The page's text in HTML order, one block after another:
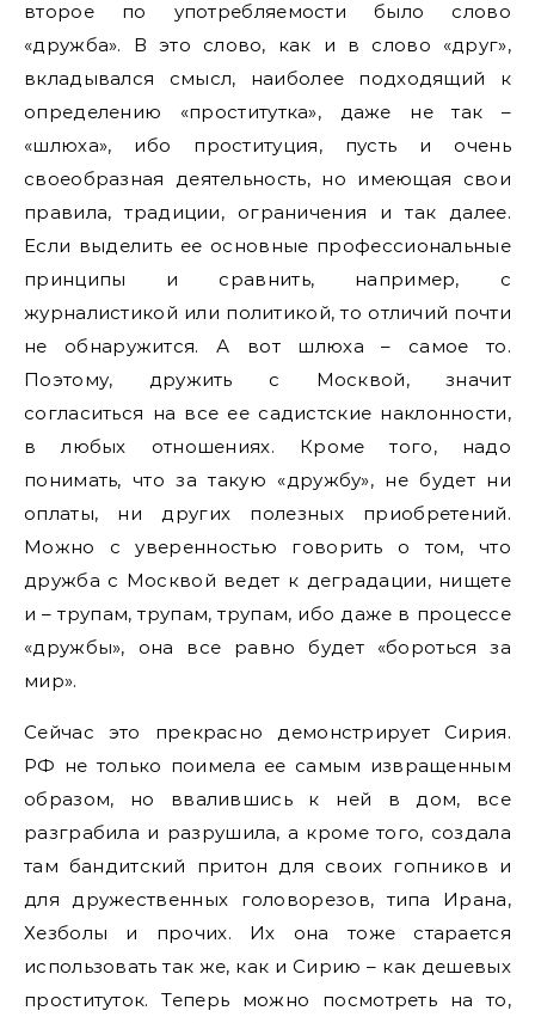
второе по употребляемости было слово
«дружба». В это слово, как и в слово «друг»,
вкладывался смысл, наиболее подходящий к
определению «проститутка», даже не так –
«шлюха», ибо проституция, пусть и очень
своеобразная деятельность, но имеющая свои
правила, традиции, ограничения и так далее.
Если выделить ее основные профессиональные
принципы и сравнить, например, с
журналистикой или политикой, то отличий почти
не обнаружится. А вот шлюха – самое то.
Поэтому, дружить с Москвой, значит
согласиться на все ее садистские наклонности,
в любых отношениях. Кроме того, надо
понимать, что за такую «дружбу», не будет ни
оплаты, ни других полезных приобретений.
Можно с уверенностью говорить о том, что
дружба с Москвой ведет к деградации, нищете
и – трупам, трупам, трупам, ибо даже в процессе
«дружбы», она все равно будет «бороться за
мир».
Сейчас это прекрасно демонстрирует Сирия.
РФ не только поимела ее самым извращенным
образом, но ввалившись к ней в дом, все
разграбила и разрушила, а кроме того, создала
там бандитский притон для своих гопников и
для дружественных головорезов, типа Ирана,
Хезболы и прочих. Их она тоже старается
использовать так же, как и Сирию – как дешевых
проституток. Теперь можно посмотреть на то,